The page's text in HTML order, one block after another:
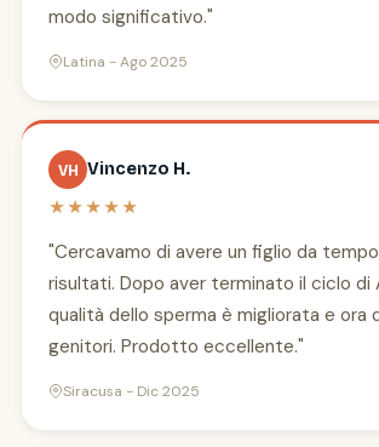
modo significativo."
Latina - Ago 2025
VH Vincenzo H.
★★★★★
"Cercavamo di avere un figlio da
risultati. Dopo aver terminato il ciclo di
qualità dello sperma è migliorata e ora
genitori. Prodotto eccellente."
Siracusa - Dic 2025